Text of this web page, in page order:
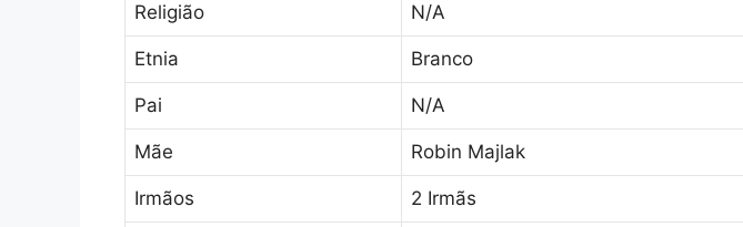
Religião N/A
Etnia Branco
Pai N/A
Mãe Robin Majlak
Irmãos 2 Irmãs